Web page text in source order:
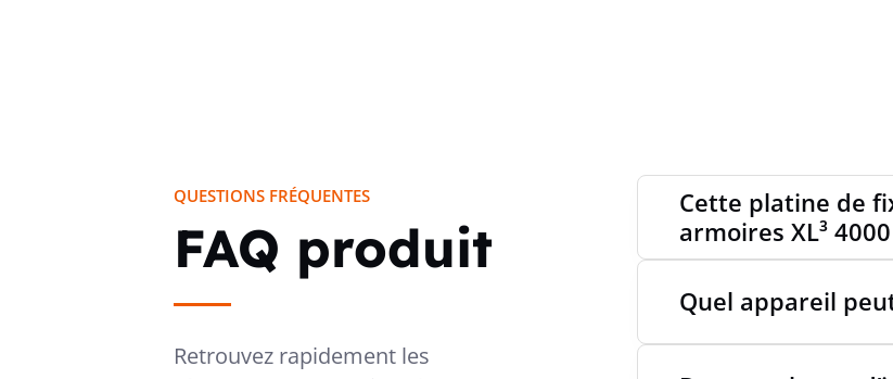
QUESTIONS FRÉQUENTES
FAQ produit
Retrouvez rapidement les
Cette platine de
armoires XL³
Quel appareil